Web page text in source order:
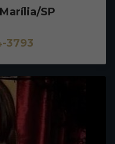
SP
3793